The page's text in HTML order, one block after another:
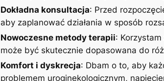
Dokładna konsultacja: Przed
aby zaplanować działania w sposób
Nowoczesne metody terapii:
może być skutecznie dopasowana do
Komfort i dyskrecja: Dbam o to, aby
problemem uroginekologicznym,